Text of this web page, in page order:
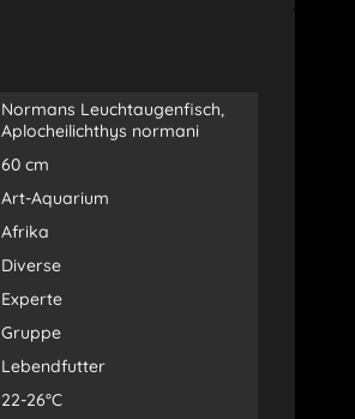
Normans Leuchtaugenfisch,
Aplocheilichthys normani
60 cm
Art-Aquarium
Afrika
Diverse
Experte
Gruppe
Lebendfutter
22-26°C